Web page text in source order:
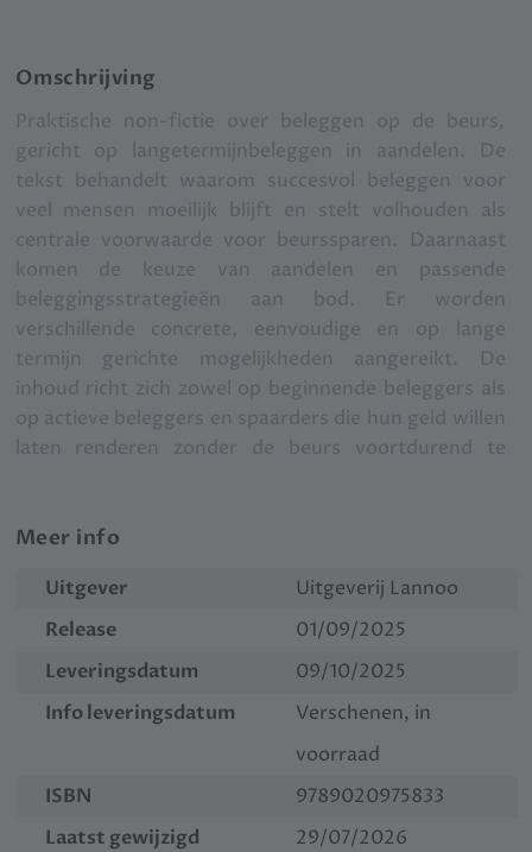
Omschrijving
Praktische non-fictie over beleggen op de beurs,
gericht op langetermijnbeleggen in aandelen. De
tekst behandelt waarom succesvol beleggen voor
veel mensen moeilijk blijft en stelt volhouden als
centrale voorwaarde voor beurssparen. Daarnaast
komen de keuze van aandelen en passende
beleggingsstrategieën aan bod. Er worden
verschillende concrete, eenvoudige en op lange
termijn gerichte mogelijkheden aangereikt. De
inhoud richt zich zowel op beginnende beleggers als
op actieve beleggers en spaarders die hun geld willen
laten renderen zonder de beurs voortdurend te
Meer info
Uitgever
Uitgeverij Lannoo
Release
01/09/2025
Leveringsdatum
09/10/2025
Info leveringsdatum
Verschenen, in
voorraad
ISBN
9789020975833
Laatst gewijzigd
29/07/2026